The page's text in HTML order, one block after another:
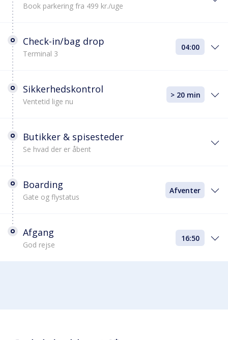
Book parkering fra 499 kr./uge
Check-in/bag drop
Terminal 3
04:00
Sikkerhedskontrol
Ventetid lige nu
> 20 min
Butikker & spisesteder
Se hvad der er åbent
Boarding
Gate og flystatus
Afventer
Afgang
God rejse
16:50